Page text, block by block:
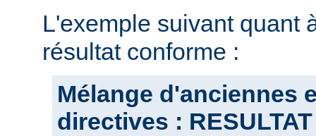
L'exemple suivant quant
résultat conforme :
Mélange d'anciennes
directives :